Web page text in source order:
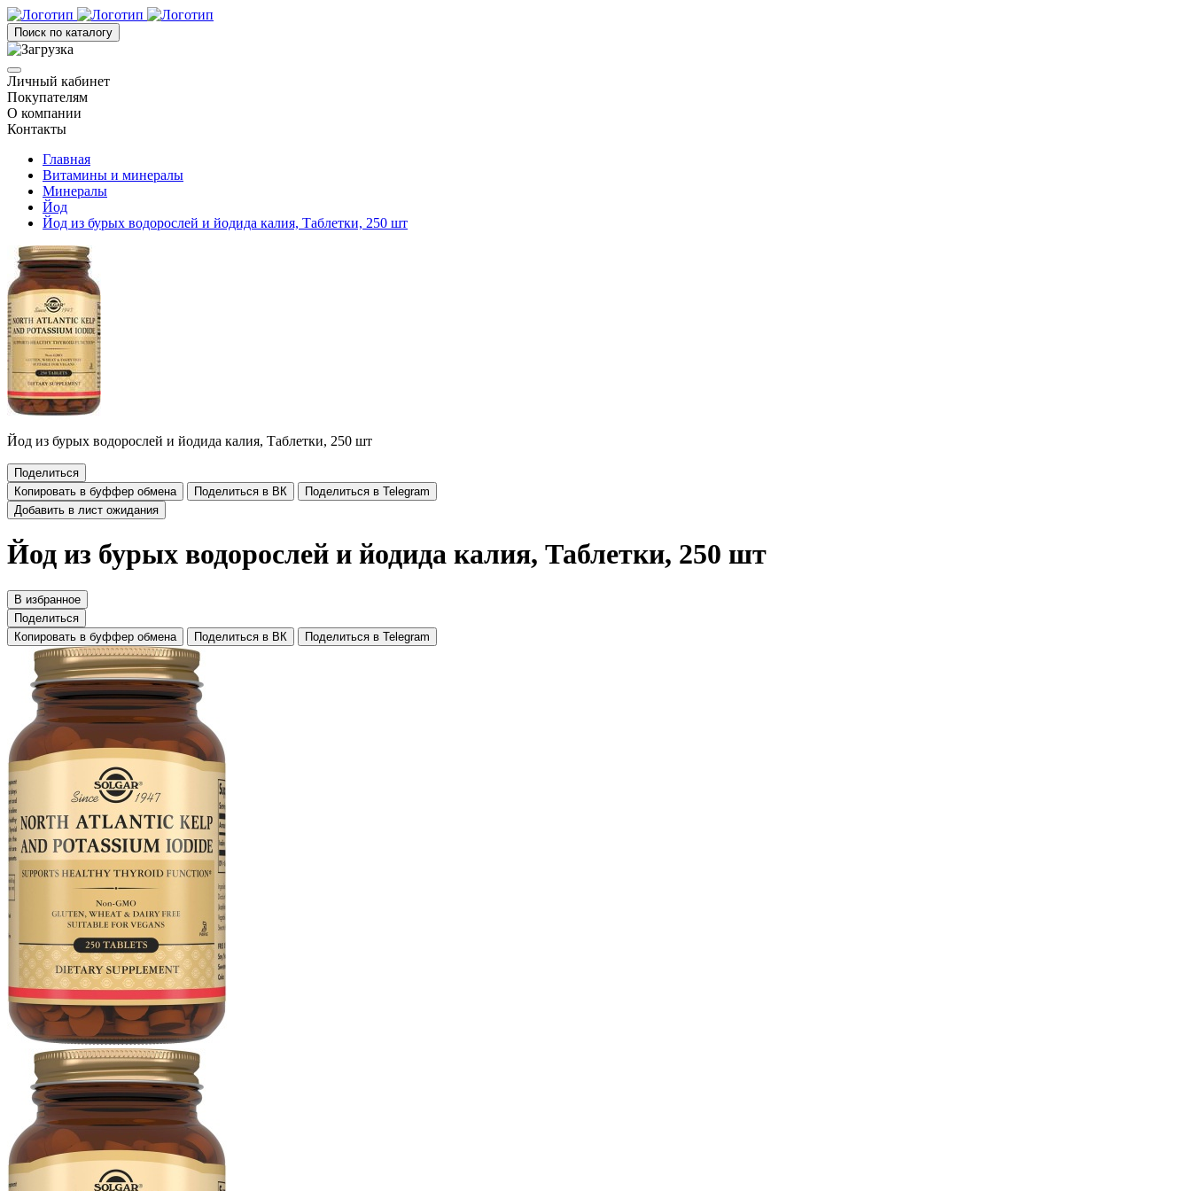
Поиск по каталогу
Личный кабинет
Покупателям
О компании
Контакты
Главная
Витамины и минералы
Минералы
Йод
Йод из бурых водорослей и йодида калия, Таблетки, 250 шт
Йод из бурых водорослей и йодида калия, Таблетки, 250 шт
Поделиться
Копировать в буффер обмена
Поделиться в ВК
Поделиться в Telegram
Добавить в лист ожидания
Йод из бурых водорослей и йодида калия, Таблетки, 250 шт
В избранное
Поделиться
Копировать в буффер обмена
Поделиться в ВК Поделиться в Telegram